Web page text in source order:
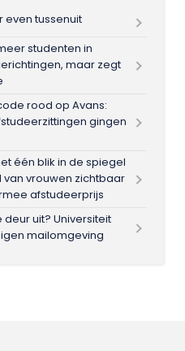
even tussenuit
studenten in
maar zegt
rood op Avans:
gingen
één blik in de spiegel
vrouwen zichtbaar
afstudeerprijs
uit? Universiteit
mailomgeving